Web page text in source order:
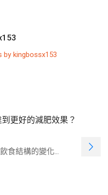
by kingbossx153
更好的減肥效果？
食結構的變化...